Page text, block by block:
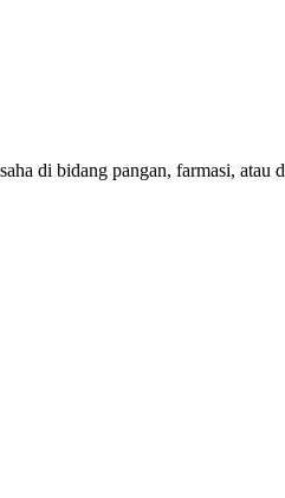
di bidang pangan, farmasi,